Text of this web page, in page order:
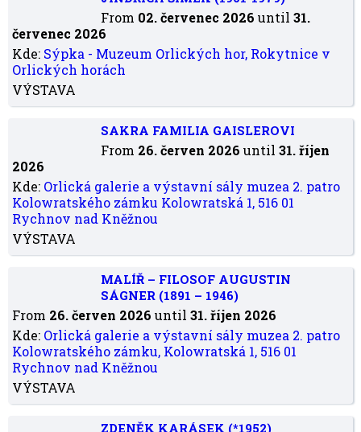
From 02. červenec 2026 until31.
červenec 2026
Kde: Sýpka - Muzeum Orlických hor, Rokytnice v
Orlických horách
VÝSTAVA
SAKRA FAMILIA GAISLEROVI
From 26. červen 2026 until31. říjen
2026
Kde: Orlická galerie a výstavní sály muzea 2. patro
Kolowratského zámku Kolowratská 1, 516 01
Rychnov nad Kněžnou
VÝSTAVA
MALÍŘ – FILOSOF AUGUSTIN
SÁGNER (1891 – 1946)
From 26. červen 2026 until31. říjen 2026
Kde: Orlická galerie a výstavní sály muzea 2. patro
Kolowratského zámku, Kolowratská 1, 516 01
Rychnov nad Kněžnou
VÝSTAVA
ZDENĚK KARÁSEK (*1952)